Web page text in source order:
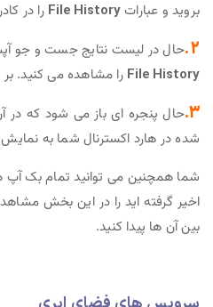
بروید و عباراتFile History را در
2. حال در لیست نتایج جست و جو
File History را مشاهده می کنید.
3. حال پنجره ای باز می شود که
شده در هارد اکسترنال شما به
شما همچنین می توانید تمام بک
اخیر گرفته اید را در این بخش
بین آن ها پیدا کنید.